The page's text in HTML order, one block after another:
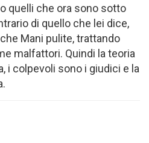
quelli che ora sono sotto
di quello che lei dice,
Mani pulite, trattando
malfattori. Quindi la teoria
i colpevoli sono i giudici e la